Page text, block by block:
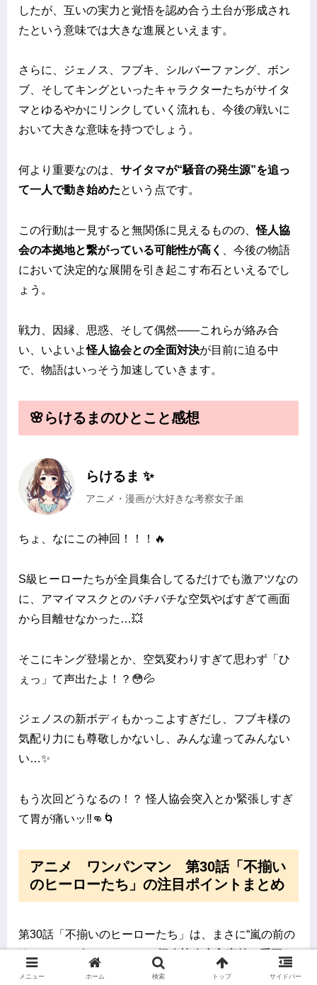
したが、互いの実力と覚悟を認め合う土台が形成され
たという意味では大きな進展といえます。
さらに、ジェノス、フブキ、シルバーファング、ボン
ブ、そしてキングといったキャラクターたちがサイタ
マとゆるやかにリンクしていく流れも、今後の戦いに
おいて大きな意味を持つでしょう。
何より重要なのは、 サイタマが“騒音の発生源”を追っ
て一人で動き始めたという点です。
この行動は一見すると無関係に見えるものの、怪人協
会の本拠地と繋がっている可能性が高く
、今後の物語
において決定的な展開を引き起こす布石といえるでし
ょう。
戦力、因縁、思惑、そして偶然——これらが絡み合
い、いよいよ怪人協会との全面対決が目前に迫る中
で、物語はいっそう加速していきます。
🌸らけるまのひとこと感想
らけるま ✨
アニメ・漫画が大好きな考察女子🎀
ちょ、なにこの神回！！！🔥
S級ヒーローたちが全員集合してるだけでも激アツなの
に、アマイマスクとのバチバチな空気やばすぎて画面
から目離せなかった…💥
そこにキング登場とか、空気変わりすぎて思わず「ひ
ぇっ」て声出たよ！？😳💦
ジェノスの新ボディもかっこよすぎだし、フブキ様の
気配り力にも尊敬しかないし、みんな違ってみんない
い…✨
もう次回どうなるの！？ 怪人協会突入とか緊張しすぎ
て胃が痛いッ‼️👊🌀
アニメ ワンパンマン 第30話「不揃い
のヒーローたち」の注目ポイントまとめ
第30話「不揃いのヒーローたち」は、まさに“嵐の前の
静けさ”とも言えるような、怪人協会突入直前の重要な
転換回
でした。
メニュー ホーム 検索 トップ サイドバー